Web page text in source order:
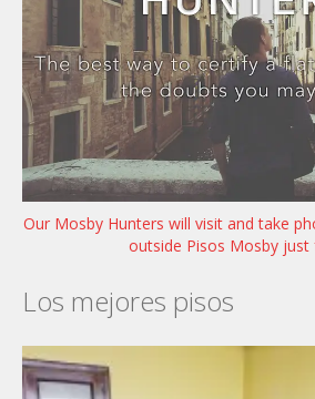
Our Mosby Hunters will visit and take
outside Pisos Mosby just
Los mejores pisos